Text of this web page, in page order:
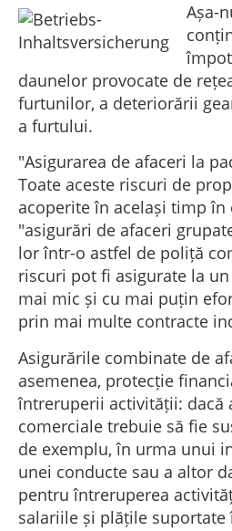
Așa-
daunelor provocate de
furtunilor, a deteriorării
a furtului.
"Asigurarea de afaceri la
Toate aceste riscuri de
acoperite în același timp în
"asigurări de afaceri
lor într-o astfel de poliță
riscuri pot fi asigurate la
mai mic și cu mai puțin
prin mai multe contracte
Asigurările combinate de
asemenea, protecție
întreruperii activității: dacă
comerciale trebuie să fie
de exemplu, în urma unui
unei conducte sau a altor
pentru întreruperea
salariile și plățile suportate